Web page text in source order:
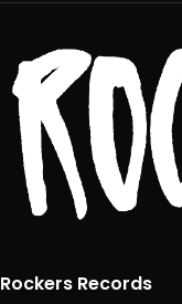
Rockers Records